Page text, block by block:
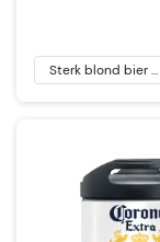
Sterk blond bier &
Tripel